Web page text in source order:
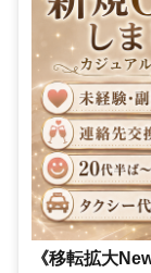
《移転拡大